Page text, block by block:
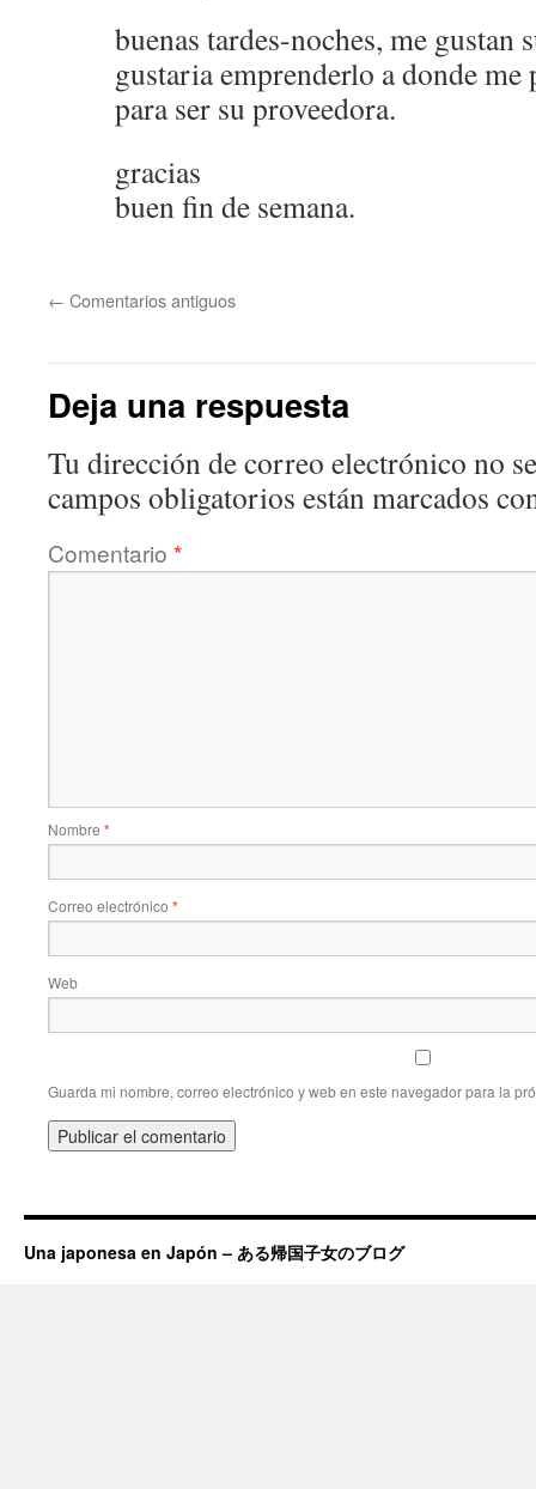
buenas tardes-noches, me gustan
gustaria emprenderlo a donde me
para ser su proveedora.
gracias
buen fin de semana.
← Comentarios antiguos
Deja una respuesta
Tu dirección de correo electrónico no
campos obligatorios están marcados
Comentario *
Nombre *
Correo electrónico *
Web
Guarda mi nombre, correo electrónico y web en este navegador para la
Una japonesa en Japón – ある帰国子女のブログ